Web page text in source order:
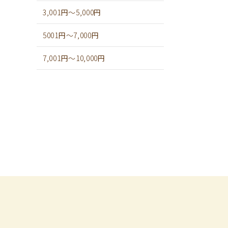
3,001円～5,000円
5001円～7,000円
7,001円～10,000円